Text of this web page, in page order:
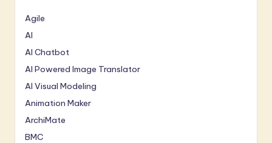
Agile
AI
AI Chatbot
AI Powered Image Translator
AI Visual Modeling
Animation Maker
ArchiMate
BMC